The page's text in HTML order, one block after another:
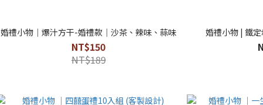
婚禮小物｜爆汁方干-婚禮款｜沙茶、辣味、蒜味
NT$150
NT$189
婚禮小物 | 鐵